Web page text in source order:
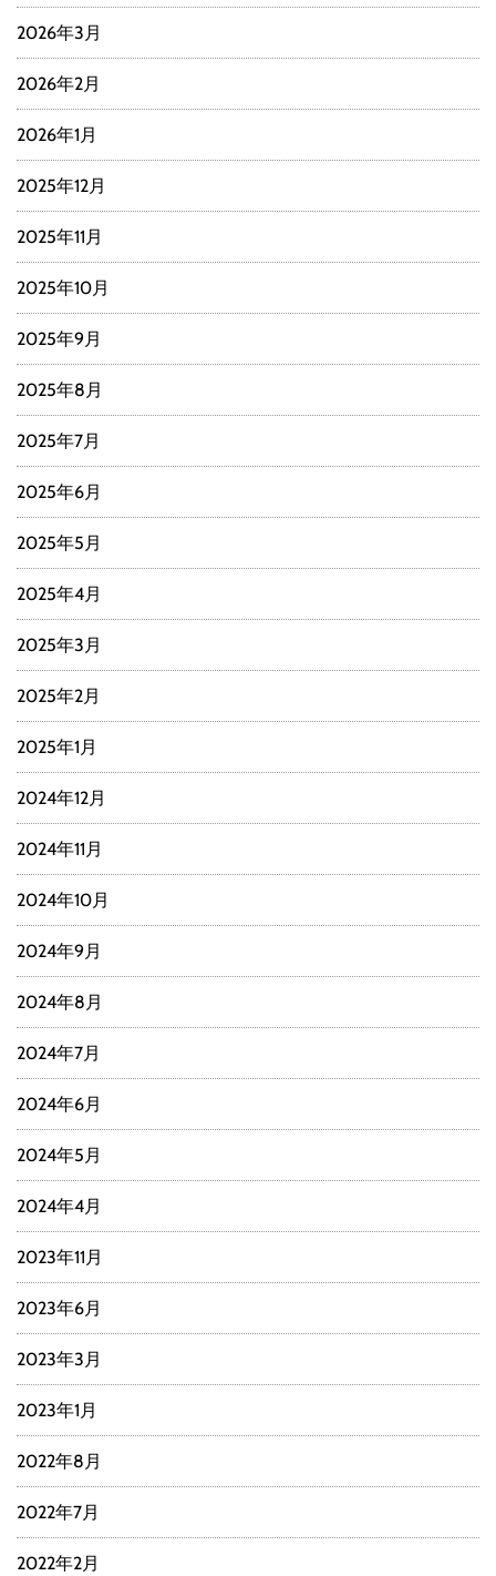
2026年3月
2026年2月
2026年1月
2025年12月
2025年11月
2025年10月
2025年9月
2025年8月
2025年7月
2025年6月
2025年5月
2025年4月
2025年3月
2025年2月
2025年1月
2024年12月
2024年11月
2024年10月
2024年9月
2024年8月
2024年7月
2024年6月
2024年5月
2024年4月
2023年11月
2023年6月
2023年3月
2023年1月
2022年8月
2022年7月
2022年2月